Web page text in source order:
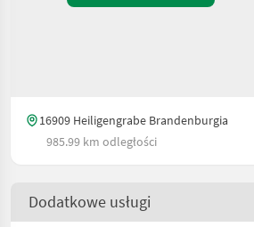
16909 Heiligengrabe Brandenburgia
985.99 km odległości
Dodatkowe usługi